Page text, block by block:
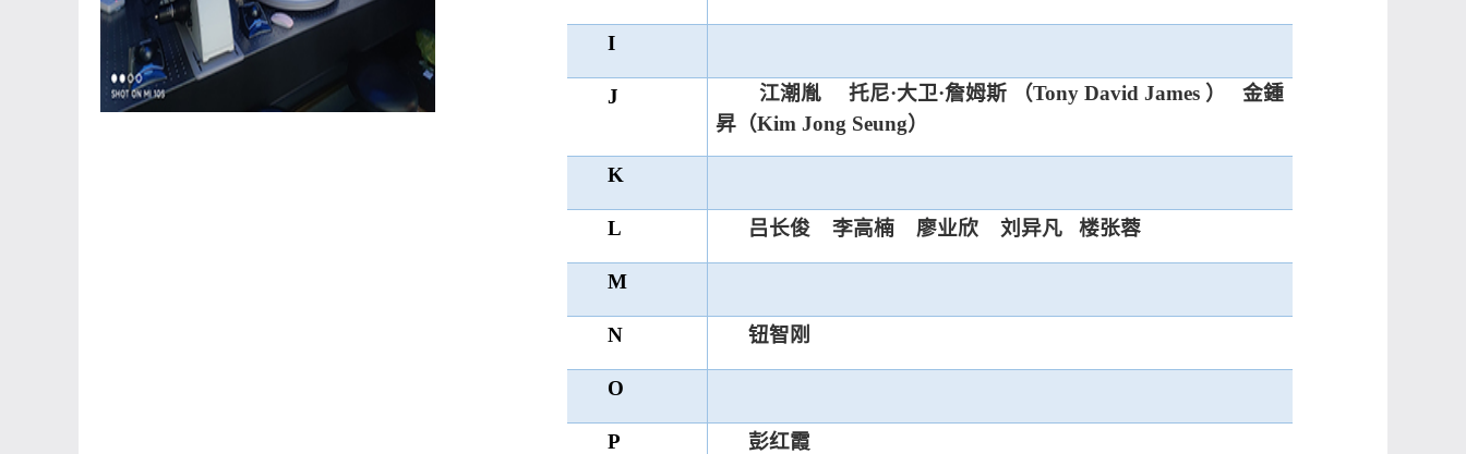
I
J 江潮胤 托尼·大卫·詹姆斯 （Tony David James ）
金鍾
昇（Kim Jong Seung）
K
L 吕长俊 李高楠 廖业欣 刘异凡 楼张蓉
M
N 钮智刚
O
P 彭红霞